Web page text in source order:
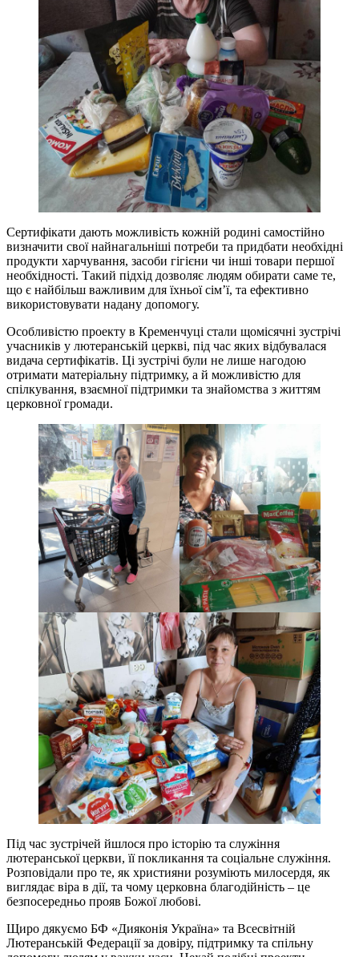
Сертифікати дають можливість кожній родині самостійно
визначити свої найнагальніші потреби та придбати необхідні
продукти харчування, засоби гігієни чи інші товари першої
необхідності. Такий підхід дозволяє людям обирати саме те,
що є найбільш важливим для їхньої сім’ї, та ефективно
використовувати надану допомогу.
Особливістю проекту в Кременчуці стали щомісячні зустрічі
учасників у лютеранській церкві, під час яких відбувалася
видача сертифікатів. Ці зустрічі були не лише нагодою
отримати матеріальну підтримку, а й можливістю для
спілкування, взаємної підтримки та знайомства з життям
церковної громади.
Під час зустрічей йшлося про історію та служіння
лютеранської церкви, її покликання та соціальне служіння.
Розповідали про те, як християни розуміють милосердя, як
виглядає віра в дії, та чому церковна благодійність – це
безпосередньо прояв Божої любові.
Щиро дякуємо БФ «Дияконія Україна» та Всесвітній
Лютеранській Федерації за довіру, підтримку та спільну